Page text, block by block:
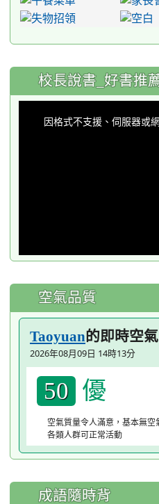
:::
校長說書_好書推
因格式不支援、伺服器或
空氣品質
Taoyuan的即時空
2026年08月09日 14時13分
50 優
空氣質量令人滿意，基本無空
各類人群可正常活動
成語隨時背